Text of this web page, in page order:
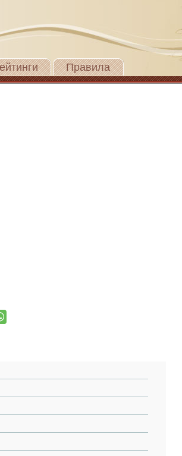
Правила